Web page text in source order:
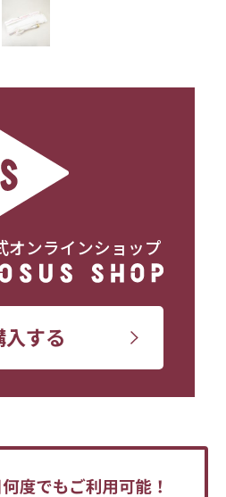
オンラインショップ
入する